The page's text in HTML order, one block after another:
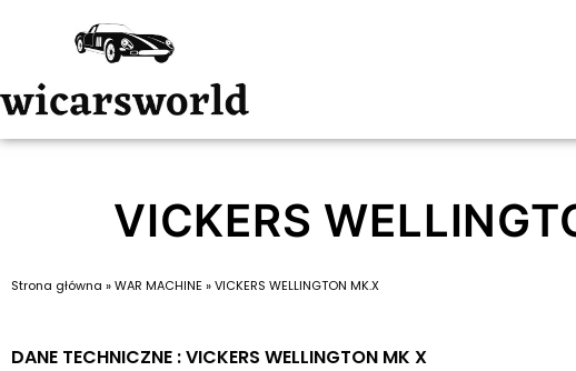
VICKERS
Strona główna »WAR MACHINE »VICKERS WELLINGTON MK.X
DANE TECHNICZNE : VICKERS WELLINGTON MK X